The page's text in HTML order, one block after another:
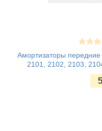
Амортизаторы
2101, 2102, 2103,